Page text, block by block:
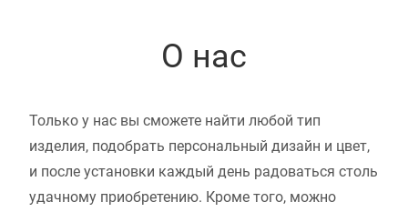
О нас
Только у нас вы сможете найти любой тип
изделия, подобрать персональный дизайн и цвет,
и после установки каждый день радоваться столь
удачному приобретению. Кроме того, можно